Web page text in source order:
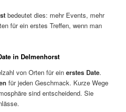
bedeutet dies: mehr Events, mehr
für ein erstes Treffen, wenn man
in Delmenhorst
von Orten für einerstes Date.
für jeden Geschmack. Kurze Wege
sind entscheidend. Sie